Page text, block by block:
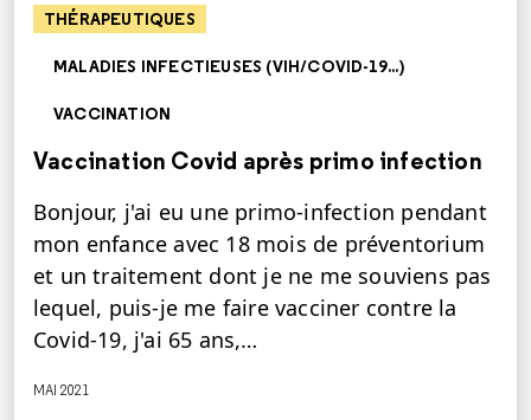
THÉRAPEUTIQUES
MALADIES INFECTIEUSES (VIH/COVID-19...)
VACCINATION
Vaccination Covid après primo infection
Bonjour, j'ai eu une primo-infection pendant
mon enfance avec 18 mois de préventorium
et un traitement dont je ne me souviens pas
lequel, puis-je me faire vacciner contre la
Covid-19, j'ai 65 ans,…
MAI 2021